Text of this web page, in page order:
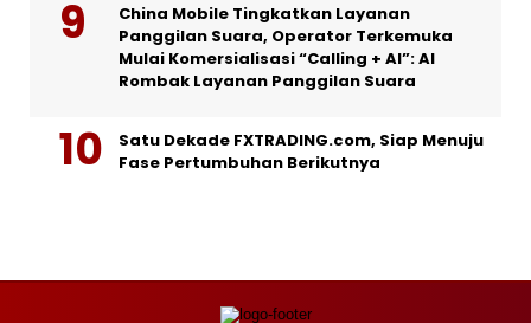
China Mobile Tingkatkan Layanan
Panggilan Suara, Operator Terkemuka
Mulai Komersialisasi “Calling + AI”: AI
Rombak Layanan Panggilan Suara
Satu Dekade FXTRADING.com, Siap Menuju
Fase Pertumbuhan Berikutnya